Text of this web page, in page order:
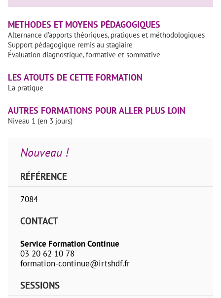
METHODES ET MOYENS PÉDAGOGIQUES
Alternance d’apports théoriques, pratiques et méthodologiques
Support pédagogique remis au stagiaire
Évaluation diagnostique, formative et sommative
LES ATOUTS DE CETTE FORMATION
La pratique
AUTRES FORMATIONS POUR ALLER PLUS LOIN
Niveau 1 (en 3 jours)
Nouveau !
RÉFÉRENCE
7084
CONTACT
Service Formation Continue
03 20 62 10 78
formation-continue@irtshdf.fr
SESSIONS